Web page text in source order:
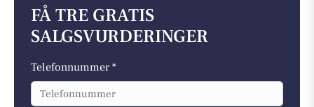
FÅ TRE GRATIS
SALGSVURDERINGER
Telefonnummer *